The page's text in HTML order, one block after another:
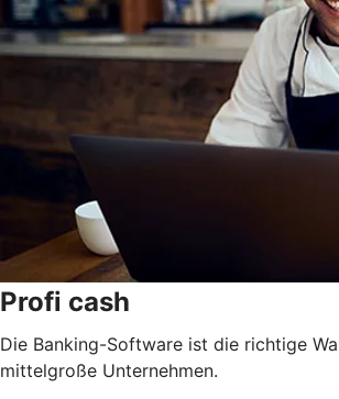
Profi cash
Die Banking-Software ist die richtige
mittelgroße Unternehmen.